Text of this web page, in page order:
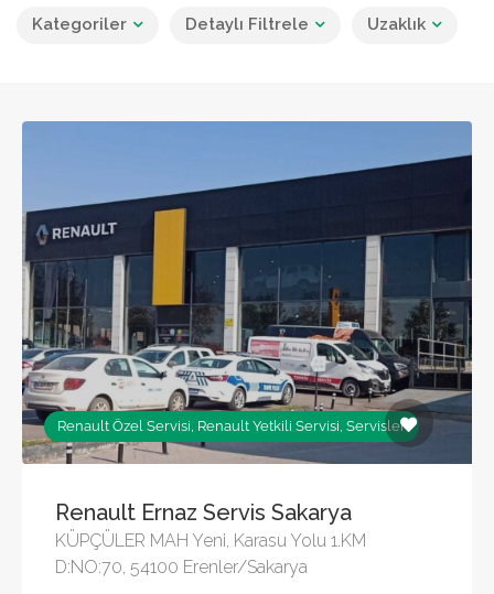
Kategoriler Detaylı Filtrele Uzaklık
Renault Özel Servisi, Renault Yetkili Servisi, Servisler
Renault Ernaz Servis Sakarya
KÜPÇÜLER MAH Yeni, Karasu Yolu 1.KM
D:NO:70, 54100 Erenler/Sakarya